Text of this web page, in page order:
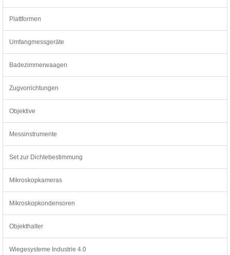
Plattformen
Umfangmessgeräte
Badezimmerwaagen
Zugvorrichtungen
Objektive
Messinstrumente
Set zur Dichtebestimmung
Mikroskopkameras
Mikroskopkondensoren
Objekthalter
Wiegesysteme Industrie 4.0